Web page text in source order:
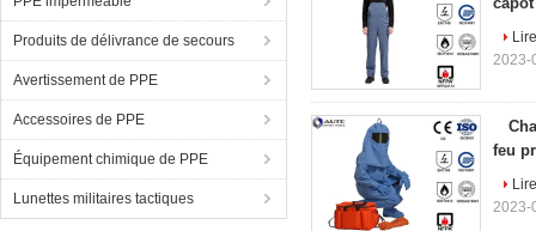
Produits de délivrance de secours
Avertissement de PPE
Accessoires de PPE
Équipement chimique de PPE
Lunettes militaires tactiques
2023-
feu
2023-